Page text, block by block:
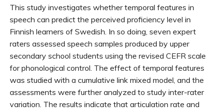
This study investigates whether temporal features in
speech can predict the perceived proficiency level in
Finnish learners of Swedish. In so doing, seven expert
raters assessed speech samples produced by upper
secondary school students using the revised CEFR scale
for phonological control. The effect of temporal features
was studied with a cumulative link mixed model, and the
assessments were further analyzed to study inter-rater
variation. The results indicate that articulation rate and